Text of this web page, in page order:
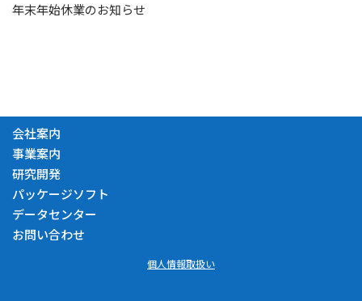
年末年始休業のお知らせ
会社案内
事業案内
研究開発
パッケージソフト
データセンター
お問い合わせ
個人情報取扱い